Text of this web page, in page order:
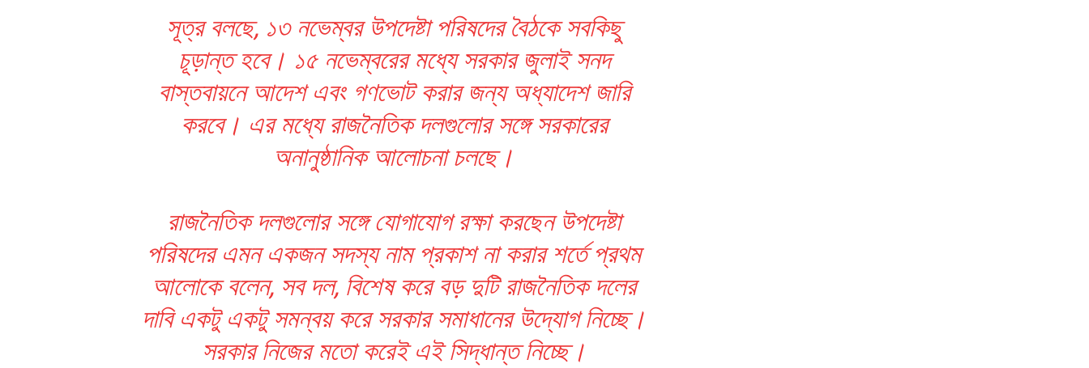
সূত্র বলছে, ১৩ নভেম্বর উপদেষ্টা পরিষদের বৈঠকে সবকিছু
চূড়ান্ত হবে। ১৫ নভেম্বরের মধ্যে সরকার জুলাই সনদ
বাস্তবায়নে আদেশ এবং গণভোট করার জন্য অধ্যাদেশ জারি
করবে। এর মধ্যে রাজনৈতিক দলগুলোর সঙ্গে সরকারের
অনানুষ্ঠানিক আলোচনা চলছে।
রাজনৈতিক দলগুলোর সঙ্গে যোগাযোগ রক্ষা করছেন উপদেষ্টা
পরিষদের এমন একজন সদস্য নাম প্রকাশ না করার শর্তে প্রথম
আলোকে বলেন, সব দল, বিশেষ করে বড় দুটি রাজনৈতিক দলের
দাবি একটু একটু সমন্বয় করে সরকার সমাধানের উদ্যোগ নিচ্ছে।
সরকার নিজের মতো করেই এই সিদ্ধান্ত নিচ্ছে।